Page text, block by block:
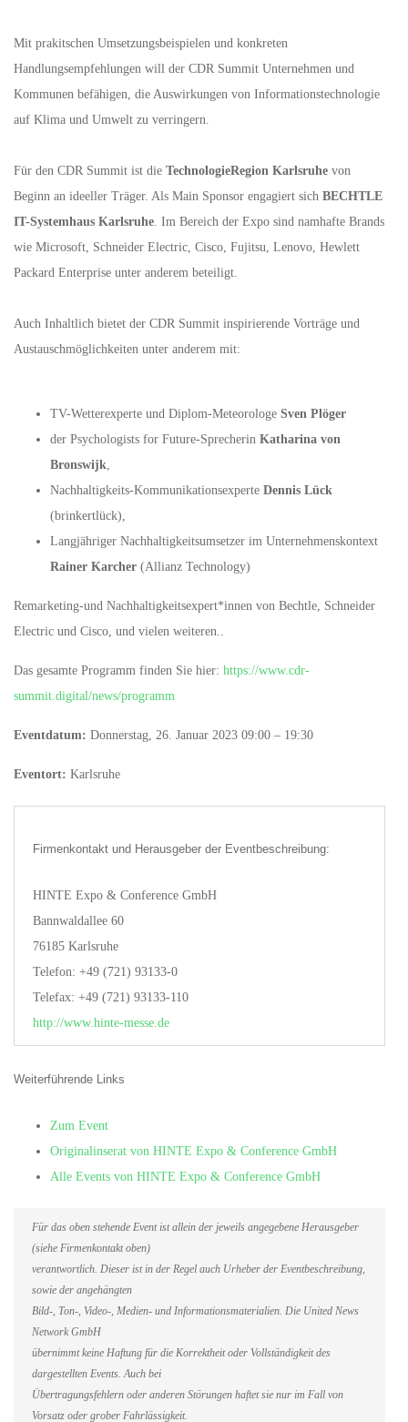
Mit prakitschen Umsetzungsbeispielen und konkreten
Handlungsempfehlungen will der CDR Summit Unternehmen und
Kommunen befähigen, die Auswirkungen von Informationstechnologie
auf Klima und Umwelt zu verringern.
Für den CDR Summit ist die TechnologieRegion Karlsruhe von
Beginn an ideeller Träger. Als Main Sponsor engagiert sich BECHTLE
IT-Systemhaus Karlsruhe. Im Bereich der Expo sind namhafte Brands
wie Microsoft, Schneider Electric, Cisco, Fujitsu, Lenovo, Hewlett
Packard Enterprise unter anderem beteiligt.
Auch Inhaltlich bietet der CDR Summit inspirierende Vorträge und
Austauschmöglichkeiten unter anderem mit:
TV-Wetterexperte und Diplom-Meteorologe Sven Plöger
der Psychologists for Future-Sprecherin Katharina von
Bronswijk,
Nachhaltigkeits-Kommunikationsexperte Dennis Lück
(brinkertlück),
Langjähriger Nachhaltigkeitsumsetzer im Unternehmenskontext
Rainer Karcher (Allianz Technology)
Remarketing-und Nachhaltigkeitsexpert*innen von Bechtle, Schneider
Electric und Cisco, und vielen weiteren..
Das gesamte Programm finden Sie hier: https://www.cdr-
summit.digital/news/programm
Eventdatum: Donnerstag, 26. Januar 2023 09:00 – 19:30
Eventort: Karlsruhe
Firmenkontakt und Herausgeber der Eventbeschreibung:
HINTE Expo & Conference GmbH
Bannwaldallee 60
76185 Karlsruhe
Telefon: +49 (721) 93133-0
Telefax: +49 (721) 93133-110
http://www.hinte-messe.de
Weiterführende Links
Zum Event
Originalinserat von HINTE Expo & Conference GmbH
Alle Events von HINTE Expo & Conference GmbH
Für das oben stehende Event ist allein der jeweils angegebene Herausgeber
(siehe Firmenkontakt oben)
verantwortlich. Dieser ist in der Regel auch Urheber der Eventbeschreibung,
sowie der angehängten
Bild-, Ton-, Video-, Medien- und Informationsmaterialien. Die United News
Network GmbH
übernimmt keine Haftung für die Korrektheit oder Vollständigkeit des
dargestellten Events. Auch bei
Übertragungsfehlern oder anderen Störungen haftet sie nur im Fall von
Vorsatz oder grober Fahrlässigkeit.